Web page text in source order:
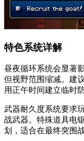
特色系统详解
昼夜循环系统会显著
但视野范围缩减。建
用正午时间建立临时
武器耐久度系统要求
战武器。特殊道具电
划，适合在最终突围